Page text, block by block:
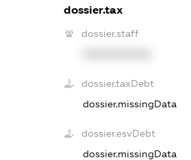
dossier.tax
dossier.staff
dossier.taxDebt
dossier.missingData
dossier.esvDebt
dossier.missingData